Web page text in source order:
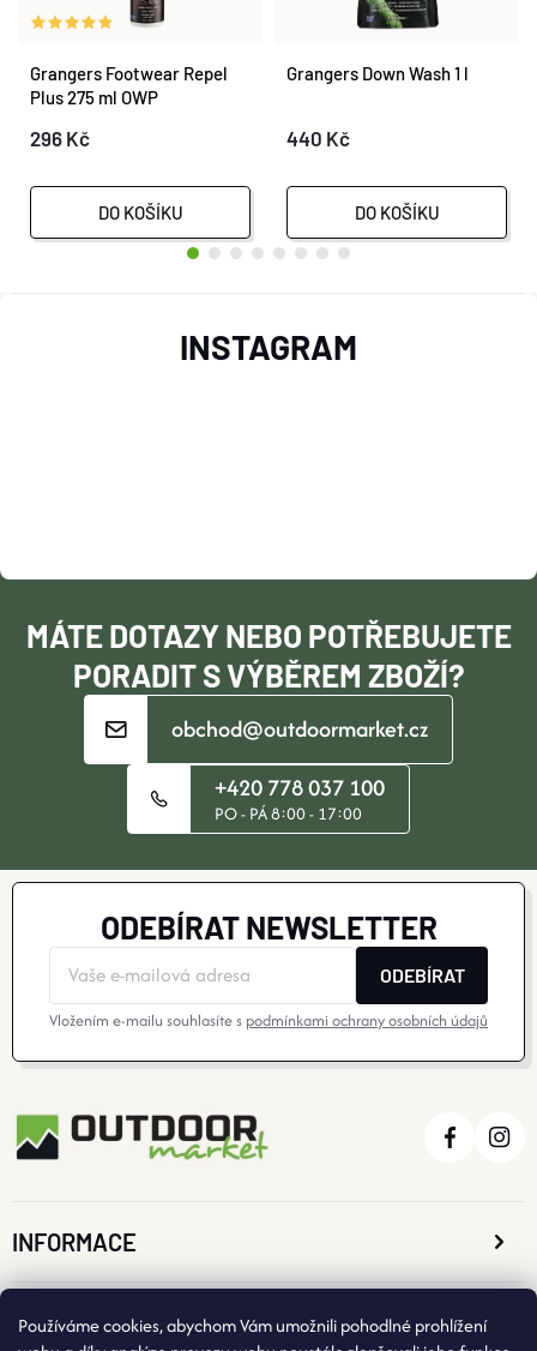
Používáme cookies, abychom Vám umožnili pohodlné prohlížení
Grangers Footwear Repel
Plus 275 ml OWP
296 Kč
DO KOŠÍKU
Grangers Down Wash 1 l
440 Kč
DO KOŠÍKU
T
MÁTE DOTAZY NEBO POTŘEBUJETE
PORADIT S VÝBĚREM ZBOŽÍ?
obchod@outdoormarket.cz
+420 778 037 100
PO - PÁ 8:00 - 17:00
INSTAGRAM
ODEBÍRAT NEWSLETTER
ODEBÍRAT
Vložením e-mailu souhlasíte s podmínkami ochrany osobních údajů
INFORMACE
O NÁKUPU